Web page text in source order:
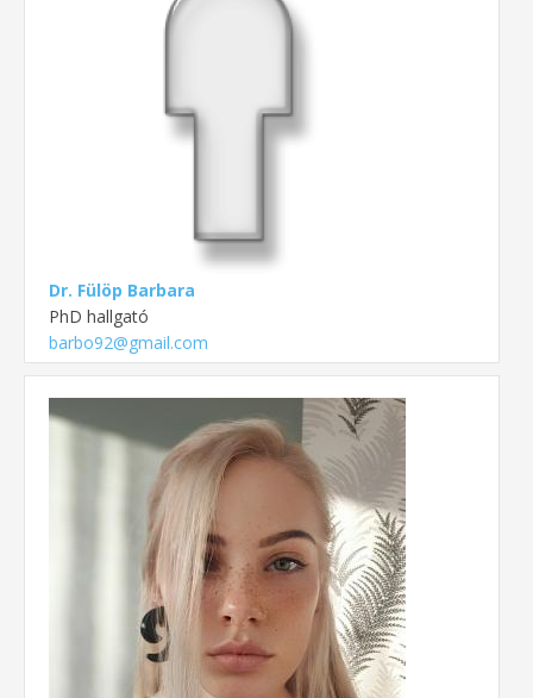
Dr. Fülöp Barbara
PhD hallgató
barbo92@gmail.com